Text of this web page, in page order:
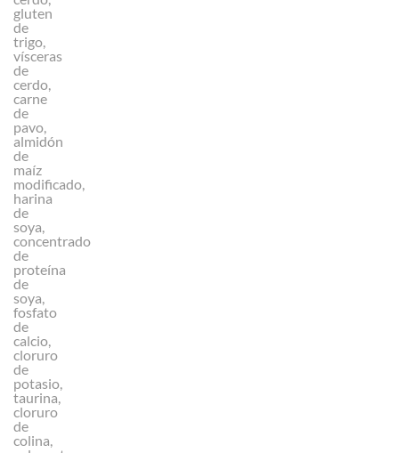
gluten
de
trigo,
vísceras
de
cerdo,
carne
de
pavo,
almidón
de
maíz
modificado,
harina
de
soya,
concentrado
de
proteína
de
soya,
fosfato
de
calcio,
cloruro
de
potasio,
taurina,
cloruro
de
colina,